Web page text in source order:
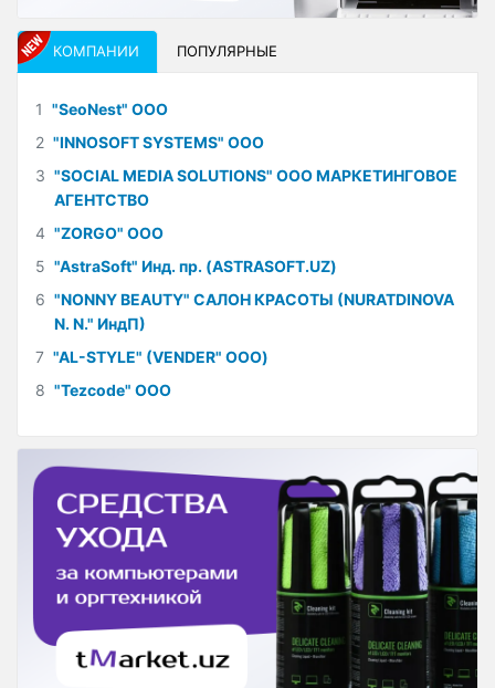
КОМПАНИИ ПОПУЛЯРНЫЕ
1 "SeoNest" ООО
2 "INNOSOFT SYSTEMS" ООО
3 "SOCIAL MEDIA SOLUTIONS" ООО МАРКЕТИНГОВОЕ
АГЕНТСТВО
4 "ZORGO" ООО
5 "AstraSoft" Инд. пр. (ASTRASOFT.UZ)
6 "NONNY BEAUTY" САЛОН КРАСОТЫ (NURATDINOVA
N. N." ИндП)
7 "AL-STYLE" (VENDER" ООО)
8 "Tezcode" ООО